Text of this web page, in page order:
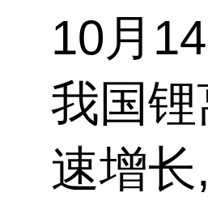
10月
我国
速增